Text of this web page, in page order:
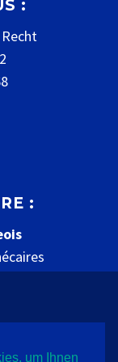
:
:
um Ihnen